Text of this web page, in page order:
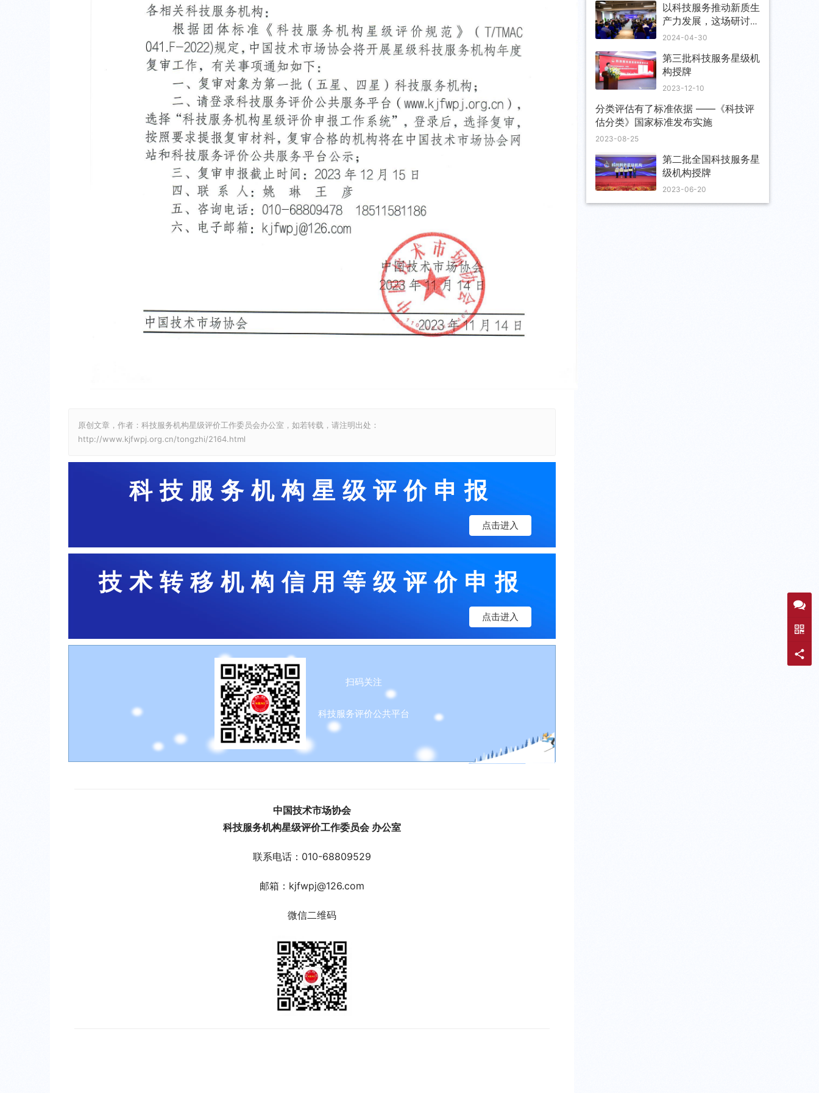
原创文章，作者：科技服务机构星级评价工作委员会办公室，如若转载，请注明出处：
http://www.kjfwpj.org.cn/tongzhi/2164.html
科技服务机构星级评价申报
点击进入
技术转移机构信用等级评价申报
点击进入
扫码关注
科技服务评价公共平台
中国技术市场协会
科技服务机构星级评价工作委员会 办公室
联系电话：010-68809529
邮箱：kjfwpj@126.com
微信二维码
以科技服务推动新质生
产力发展，这场研讨会
聚焦哪些热点话题？
2024-04-30
第三批科技服务星级机
构授牌
2023-12-10
分类评估有了标准依据 ——《科技评
估分类》国家标准发布实施
2023-08-25
第二批全国科技服务星
级机构授牌
2023-06-20